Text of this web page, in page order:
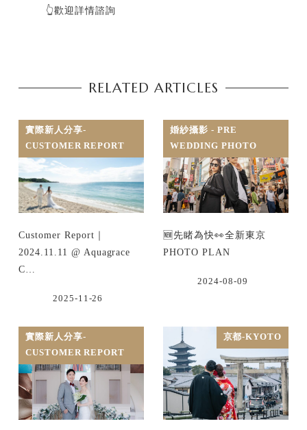
👆歡迎詳情諮詢
RELATED ARTICLES
實際新人分享-
CUSTOMER REPORT
Customer Report｜
2024.11.11 @ Aquagrace
C…
2025-11-26
婚紗攝影 - PRE
WEDDING PHOTO
🆕先睹為快👀全新東京
PHOTO PLAN
2024-08-09
實際新人分享-
CUSTOMER REPORT
京都-KYOTO